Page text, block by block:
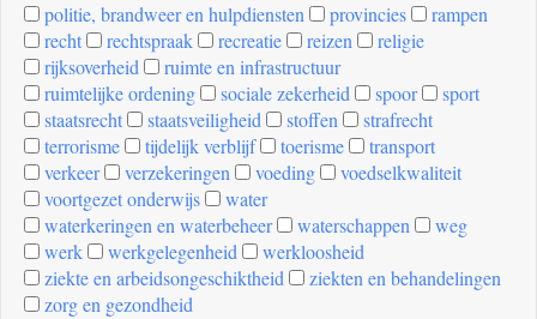
politie, brandweer en hulpdiensten
provincies
rampen
recht
rechtspraak recreatie reizen
religie
rijksoverheid
ruimte en infrastructuur
ruimtelijke ordening
sociale zekerheid spoor
sport
staatsrecht
staatsveiligheid stoffen
strafrecht
terrorisme
tijdelijk verblijf toerisme
transport
verkeer
verzekeringen voeding
voedselkwaliteit
voortgezet onderwijs
water
waterkeringen en waterbeheer
waterschappen
weg
werk
werkgelegenheid
werkloosheid
ziekte en arbeidsongeschiktheid
ziekten en behandelingen
zorg en gezondheid